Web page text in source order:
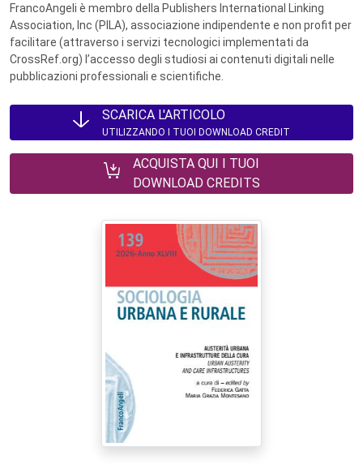
FrancoAngeli è membro della Publishers International Linking
Association, Inc (PILA), associazione indipendente e non profit per
facilitare (attraverso i servizi tecnologici implementati da
CrossRef.org) l’accesso degli studiosi ai contenuti digitali nelle
pubblicazioni professionali e scientifiche.
SCARICA L'ARTICOLO
UTILIZZANDO I TUOI DOWNLOAD CREDIT
ACQUISTA QUI I TUOI
DOWNLOAD CREDITS